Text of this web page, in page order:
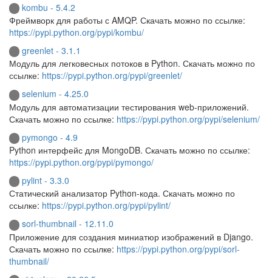
kombu - 5.4.2
Фреймворк для работы с AMQP. Скачать можно по ссылке:
https://pypi.python.org/pypi/kombu/
greenlet - 3.1.1
Модуль для легковесных потоков в Python. Скачать можно по
ссылке: https://pypi.python.org/pypi/greenlet/
selenium - 4.25.0
Модуль для автоматизации тестирования web-приложений.
Скачать можно по ссылке: https://pypi.python.org/pypi/selenium/
pymongo - 4.9
Python интерфейс для MongoDB. Скачать можно по ссылке:
https://pypi.python.org/pypi/pymongo/
pylint - 3.3.0
Статический анализатор Python-кода. Скачать можно по
ссылке: https://pypi.python.org/pypi/pylint/
sorl-thumbnail - 12.11.0
Приложение для создания миниатюр изображений в Django.
Скачать можно по ссылке: https://pypi.python.org/pypi/sorl-
thumbnail/